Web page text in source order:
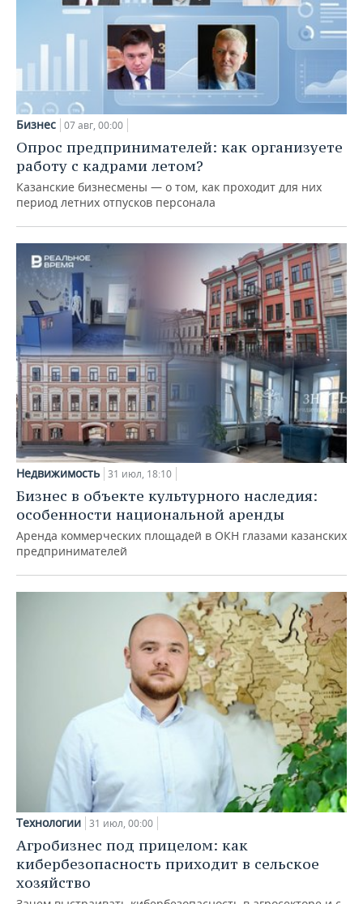
Бизнес 07 авг, 00:00
Опрос предпринимателей: как организуете
работу с кадрами летом?
Казанские бизнесмены — о том, как проходит для них
период летних отпусков персонала
Недвижимость 31 июл, 18:10
Бизнес в объекте культурного наследия:
особенности национальной аренды
Аренда коммерческих площадей в ОКН глазами казанских
предпринимателей
Технологии 31 июл, 00:00
Агробизнес под прицелом: как
кибербезопасность приходит в сельское
хозяйство